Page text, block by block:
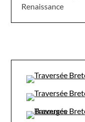
Renaissance